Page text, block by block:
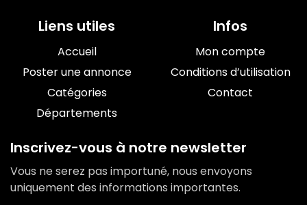
Liens utiles
Accueil
Poster une annonce
Catégories
Départements
Infos
Mon compte
Conditions d’utilisation
Contact
Inscrivez-vous à notre newsletter
Vous ne serez pas importuné, nous envoyons
uniquement des informations importantes.